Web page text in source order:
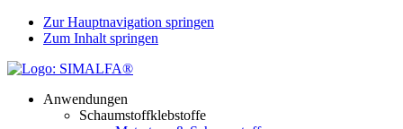
Zur Hauptnavigation springen
Zum Inhalt springen
Anwendungen
Schaumstoffklebstoffe